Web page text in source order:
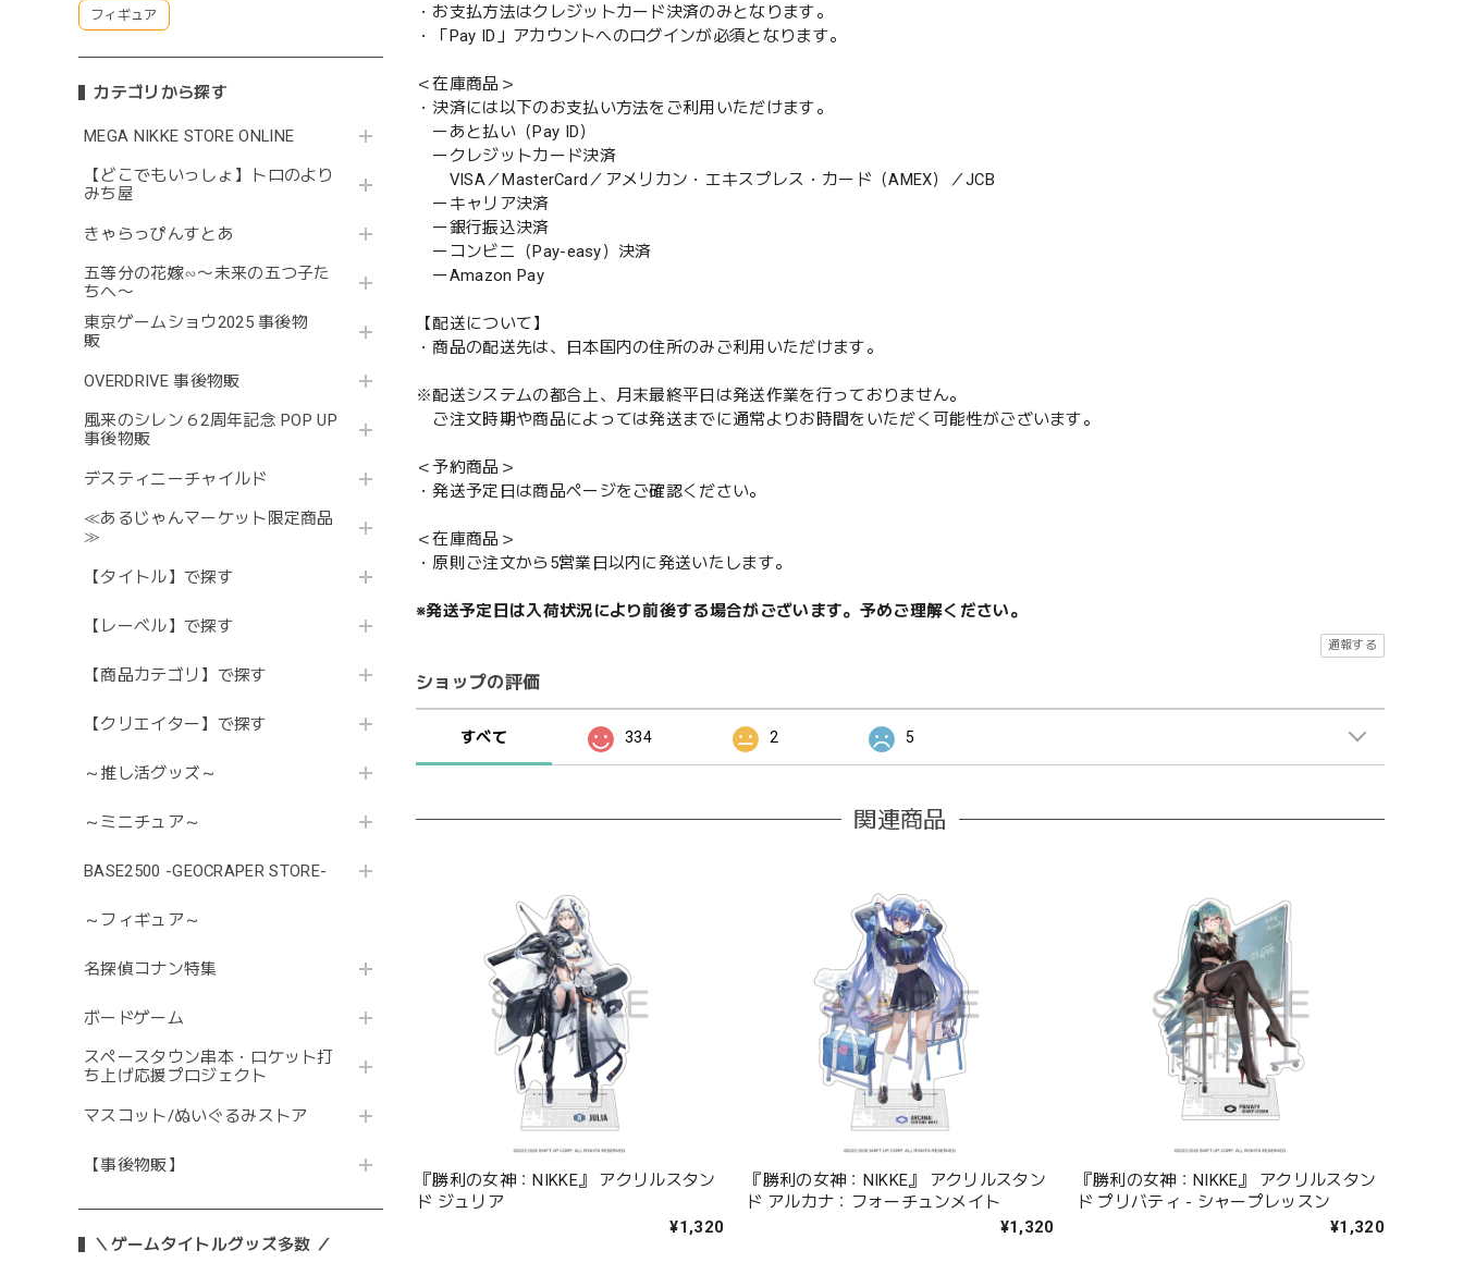
フィギュア
カテゴリから探す
MEGA NIKKE STORE ONLINE
【どこでもいっしょ】トロのより
みち屋
きゃらっぴんすとあ
五等分の花嫁∽〜未来の五つ子た
ちへ〜
東京ゲームショウ2025 事後物
販
OVERDRIVE 事後物販
風来のシレン６2周年記念 POP UP
事後物販
デスティニーチャイルド
≪あるじゃんマーケット限定商品
≫
【タイトル】で探す
【レーベル】で探す
【商品カテゴリ】で探す
【クリエイター】で探す
～推し活グッズ～
～ミニチュア～
BASE2500 -GEOCRAPER STORE-
～フィギュア～
名探偵コナン特集
ボードゲーム
スペースタウン串本・ロケット打
ち上げ応援プロジェクト
マスコット/ぬいぐるみストア
【事後物販】
＼ゲームタイトルグッズ多数 ／
・お支払方法はクレジットカード決済のみとなります。
・「Pay ID」アカウントへのログインが必須となります。
＜在庫商品＞
・決済には以下のお支払い方法をご利用いただけます。
ーあと払い（Pay ID）
ークレジットカード決済
VISA／MasterCard／アメリカン・エキスプレス・カード（AMEX）／JCB
ーキャリア決済
ー銀行振込決済
ーコンビニ（Pay-easy）決済
ーAmazon Pay
【配送について】
・商品の配送先は、日本国内の住所のみご利用いただけます。
※配送システムの都合上、月末最終平日は発送作業を行っておりません。
ご注文時期や商品によっては発送までに通常よりお時間をいただく可能性がございます。
＜予約商品＞
・発送予定日は商品ページをご確認ください。
＜在庫商品＞
・原則ご注文から5営業日以内に発送いたします。
※発送予定日は入荷状況により前後する場合がございます。予めご理解ください。
通報する
ショップの評価
すべて 334 2 5
関連商品
『勝利の女神：NIKKE』 アクリルスタン
ド ジュリア
¥1,320
『勝利の女神：NIKKE』 アクリルスタン
ド アルカナ：フォーチュンメイト
¥1,320
『勝利の女神：NIKKE』 アクリルスタン
ド プリバティ - シャープレッスン
¥1,320